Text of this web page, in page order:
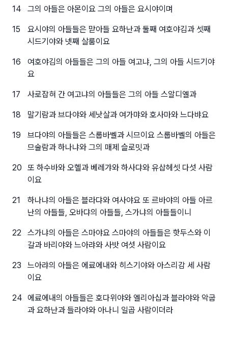
14 그의 아들은 아몬이요 그의 아들은 요시야이며
15
요시야의 아들들은 맏아들 요하난과 둘째 여호야김과 셋째
시드기야와 넷째 살룸이요
16
여호야김의 아들들은 그의 아들 여고냐, 그의 아들 시드기야
요
17 사로잡혀 간 여고냐의 아들들은 그의 아들 스알디엘과
18 말기람과 브다야와 세낫살과 여가먀와 호사마와 느다뱌요
19
브다야의 아들들은 스룹바벨과 시므이요 스룹바벨의 아들은
므술람과 하나냐와 그의 매제 슬로밋과
20
또 하수바와 오헬과 베레갸와 하사댜와 유삽헤셋 다섯 사람
이요
21
하나냐의 아들은 블라댜와 여사야요 또 르바야의 아들 아르
난의 아들들, 오바댜의 아들들, 스가냐의 아들들이니
22
스가냐의 아들은 스마야요 스마야의 아들들은 핫두스와 이
갈과 바리야와 느아랴와 사밧 여섯 사람이요
23
느아랴의 아들은 에료에내와 히스기야와 아스리감 세 사람
이요
24 에료에내의 아들들은 호다위야와 엘리아십과 블라야와 악굽
과 요하난과 들라야와 아나니 일곱 사람이더라